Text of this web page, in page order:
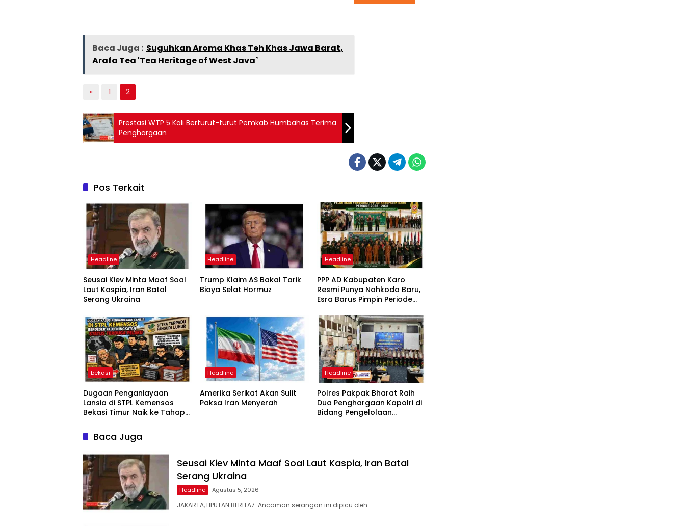
Baca Juga : Suguhkan Aroma Khas Teh Khas Jawa Barat,
Arafa Tea 'Tea Heritage of West Java`
« 1 2
Prestasi WTP 5 Kali Berturut-turut Pemkab Humbahas Terima
Penghargaan
Pos Terkait
Headline
Seusai Kiev Minta Maaf Soal
Laut Kaspia, Iran Batal
Serang Ukraina
Headline
Trump Klaim AS Bakal Tarik
Biaya Selat Hormuz
Headline
PPP AD Kabupaten Karo
Resmi Punya Nahkoda Baru,
Esra Barus Pimpin Periode
bekasi
Dugaan Penganiayaan
Lansia di STPL Kemensos
Bekasi Timur Naik ke Tahap
Minta Proses Transparan
dan Bebas Intervensi
Headline
Amerika Serikat Akan Sulit
Paksa Iran Menyerah
Headline
Polres Pakpak Bharat Raih
Dua Penghargaan Kapolri di
Bidang Pengelolaan
Baca Juga
Seusai Kiev Minta Maaf Soal Laut Kaspia, Iran Batal
Serang Ukraina
Headline Agustus 5, 2026
JAKARTA, LIPUTAN BERITA7. Ancaman serangan ini dipicu oleh…